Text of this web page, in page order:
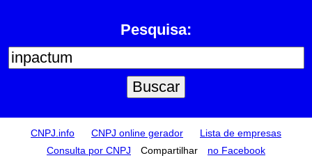
Pesquisa:
CNPJ.info CNPJ online gerador
Lista de empresas
Consulta por CNPJ
Compartilhar no Facebook